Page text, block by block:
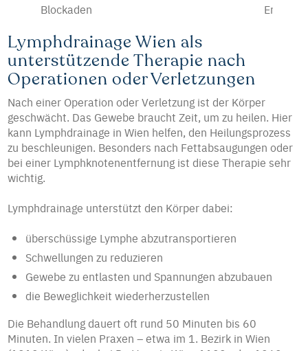
Blockaden
Lymphdrainage Wien als
unterstützende Therapie nach
Operationen oder Verletzungen
Nach einer Operation oder Verletzung ist der Körper
geschwächt. Das Gewebe braucht Zeit, um zu heilen. Hier
kann Lymphdrainage in Wien helfen, den Heilungsprozess
zu beschleunigen. Besonders nach Fettabsaugungen oder
bei einer Lymphknotenentfernung ist diese Therapie sehr
wichtig.
Lymphdrainage unterstützt den Körper dabei:
überschüssige Lymphe abzutransportieren
Schwellungen zu reduzieren
Gewebe zu entlasten und Spannungen abzubauen
die Beweglichkeit wiederherzustellen
Die Behandlung dauert oft rund 50 Minuten bis 60
Minuten. In vielen Praxen – etwa im 1. Bezirk in Wien